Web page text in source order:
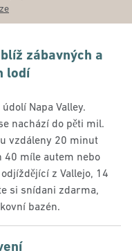
zábavných a
lodí
Napa Valley.
nachází do pěti mil.
vzdáleny 20 minut
40 míle autem nebo
z Vallejo, 14
si snídani zdarma,
bazén.